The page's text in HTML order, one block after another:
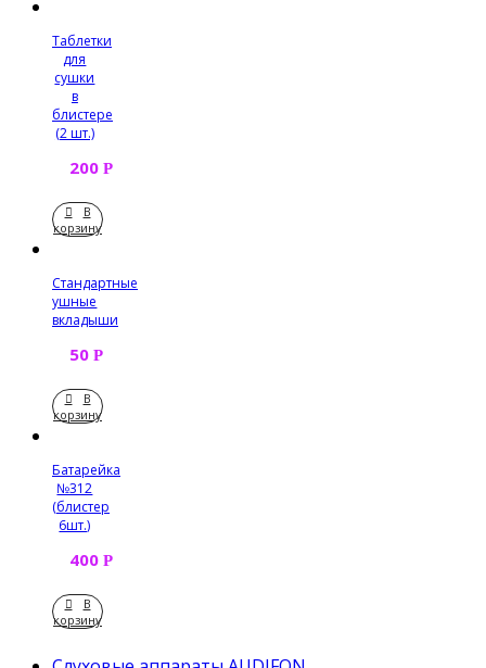
Таблетки
для
сушки
в
блистере
(2 шт.)
200 Р
В
корзину
Стандартные
ушные
вкладыши
50 Р
В
корзину
Батарейка
№312
(блистер
6шт.)
400 Р
В
корзину